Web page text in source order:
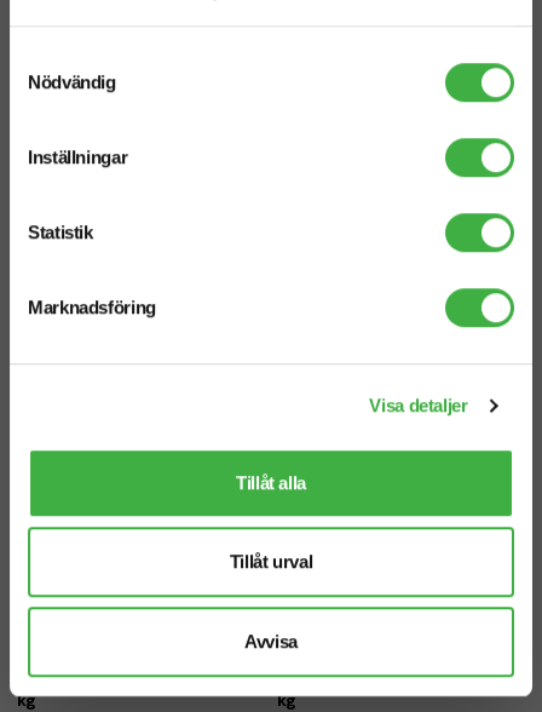
Nödvändig
Inställningar
Statistik
Marknadsföring
Visa detaljer
Tillåt alla
Tillåt urval
Avvisa
Påskägg med Lösviktsgodis
Påskägg med Lösviktsgodis 1,6
kg
Påskägg med Lösviktsgodis 5
kg